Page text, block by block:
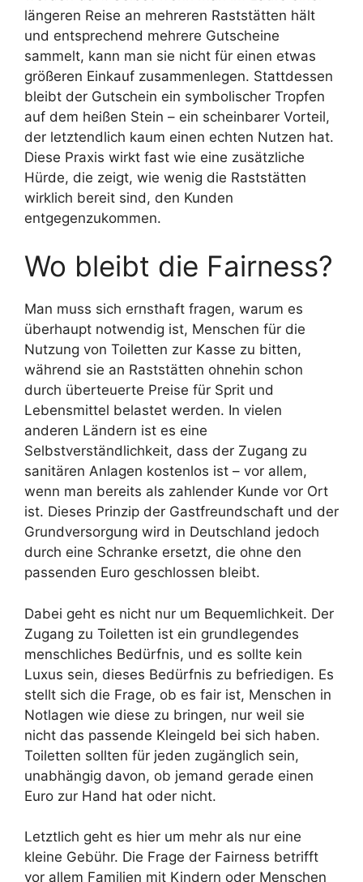
längeren Reise an mehreren Raststätten hält
und entsprechend mehrere Gutscheine
sammelt, kann man sie nicht für einen etwas
größeren Einkauf zusammenlegen. Stattdessen
bleibt der Gutschein ein symbolischer Tropfen
auf dem heißen Stein – ein scheinbarer Vorteil,
der letztendlich kaum einen echten Nutzen hat.
Diese Praxis wirkt fast wie eine zusätzliche
Hürde, die zeigt, wie wenig die Raststätten
wirklich bereit sind, den Kunden
entgegenzukommen.
Wo bleibt die Fairness?
Man muss sich ernsthaft fragen, warum es
überhaupt notwendig ist, Menschen für die
Nutzung von Toiletten zur Kasse zu bitten,
während sie an Raststätten ohnehin schon
durch überteuerte Preise für Sprit und
Lebensmittel belastet werden. In vielen
anderen Ländern ist es eine
Selbstverständlichkeit, dass der Zugang zu
sanitären Anlagen kostenlos ist – vor allem,
wenn man bereits als zahlender Kunde vor Ort
ist. Dieses Prinzip der Gastfreundschaft und der
Grundversorgung wird in Deutschland jedoch
durch eine Schranke ersetzt, die ohne den
passenden Euro geschlossen bleibt.
Dabei geht es nicht nur um Bequemlichkeit. Der
Zugang zu Toiletten ist ein grundlegendes
menschliches Bedürfnis, und es sollte kein
Luxus sein, dieses Bedürfnis zu befriedigen. Es
stellt sich die Frage, ob es fair ist, Menschen in
Notlagen wie diese zu bringen, nur weil sie
nicht das passende Kleingeld bei sich haben.
Toiletten sollten für jeden zugänglich sein,
unabhängig davon, ob jemand gerade einen
Euro zur Hand hat oder nicht.
Letztlich geht es hier um mehr als nur eine
kleine Gebühr. Die Frage der Fairness betrifft
vor allem Familien mit Kindern oder Menschen